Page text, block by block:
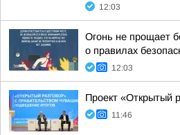
12:03
Огонь не прощает
о правилах
12:03
Проект «Открытый
11:46